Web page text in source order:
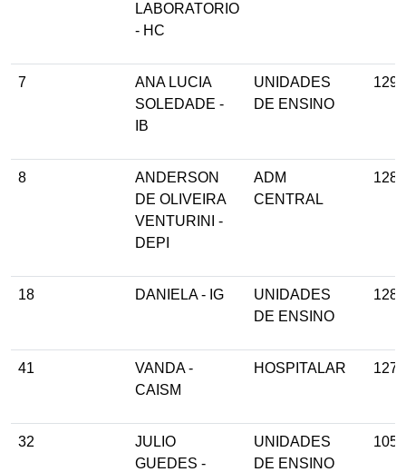
LABORATORIO
- HC
7
ANA LUCIA
SOLEDADE -
IB
UNIDADES
DE ENSINO
129
8
ANDERSON
DE OLIVEIRA
VENTURINI -
DEPI
ADM
CENTRAL
128
18 DANIELA - IG
UNIDADES
DE ENSINO
128
41
VANDA -
CAISM
HOSPITALAR 127
32
JULIO
GUEDES -
UNIDADES
DE ENSINO
105